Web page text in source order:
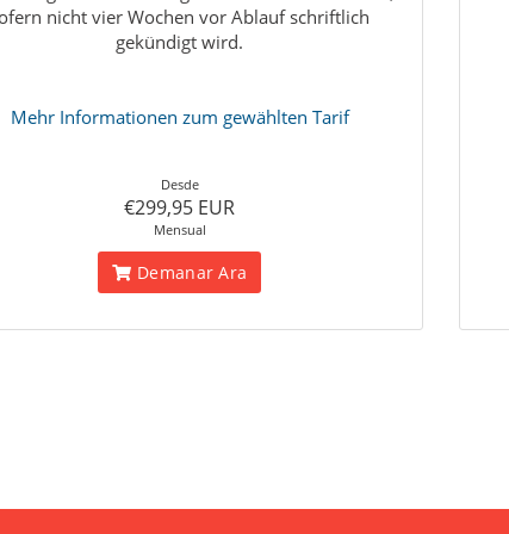
nicht vier Wochen vor Ablauf schriftlich
gekündigt wird.
Mehr Informationen zum gewählten Tarif
Desde
€299,95 EUR
Mensual
Demanar Ara